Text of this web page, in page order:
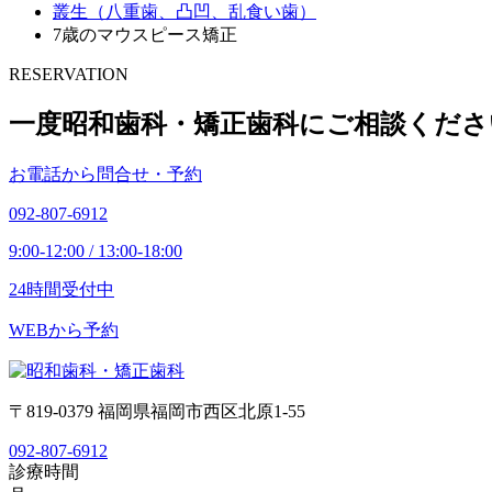
叢生（八重歯、凸凹、乱食い歯）
7歳のマウスピース矯正
RESERVATION
一度昭和歯科・矯正歯科にご相談くだ
お電話から問合せ・予約
092-807-6912
9:00-12:00 / 13:00-18:00
24時間受付中
WEBから予約
〒819-0379 福岡県福岡市西区北原1-55
092-807-6912
診療時間